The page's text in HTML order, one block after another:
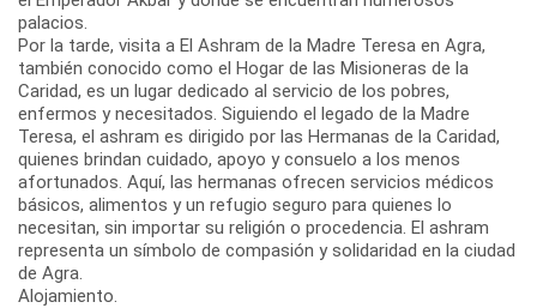
palacios.
Por la tarde, visita a El Ashram de la Madre Teresa en Agra,
también conocido como el Hogar de las Misioneras de la
Caridad, es un lugar dedicado al servicio de los pobres,
enfermos y necesitados. Siguiendo el legado de la Madre
Teresa, el ashram es dirigido por las Hermanas de la Caridad,
quienes brindan cuidado, apoyo y consuelo a los menos
afortunados. Aquí, las hermanas ofrecen servicios médicos
básicos, alimentos y un refugio seguro para quienes lo
necesitan, sin importar su religión o procedencia. El ashram
representa un símbolo de compasión y solidaridad en la ciudad
de Agra.
Alojamiento.